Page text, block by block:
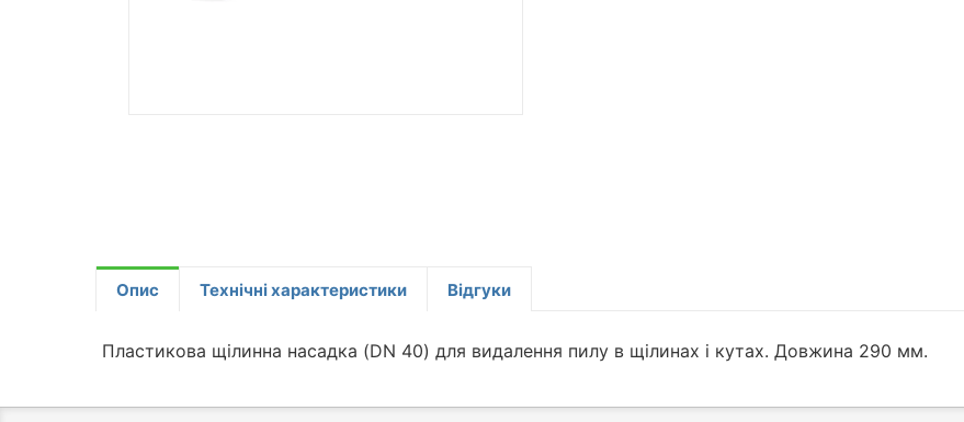
Опис Технічні характеристики Відгуки
Пластикова щілинна насадка (DN 40) для видалення пилу в щілинах і кутах. Довжина 290 мм.